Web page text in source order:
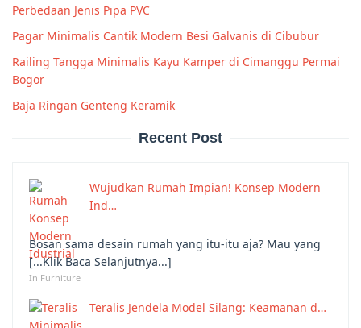
Perbedaan Jenis Pipa PVC
Pagar Minimalis Cantik Modern Besi Galvanis di Cibubur
Railing Tangga Minimalis Kayu Kamper di Cimanggu Permai
Bogor
Baja Ringan Genteng Keramik
Recent Post
Wujudkan Rumah Impian! Konsep Modern
Ind…
Bosan sama desain rumah yang itu-itu aja? Mau yang
[...Klik Baca Selanjutnya...]
In Furniture
Teralis Jendela Model Silang: Keamanan d…